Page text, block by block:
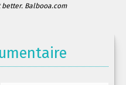
Balbooa.com